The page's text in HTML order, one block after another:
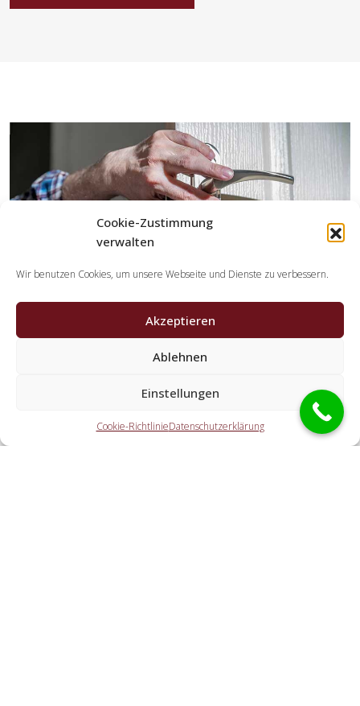
Cookie-Zustimmung
verwalten
Wir benutzen Cookies, um unsere Webseite und Dienste zu verbessern.
Akzeptieren
Ablehnen
Einstellungen
Cookie-RichtlinieDatenschutzerklärung
Schlüsseldienst Spezialisten?
Die Kooperationspartner übernehmen sämtliche Aufgaben,